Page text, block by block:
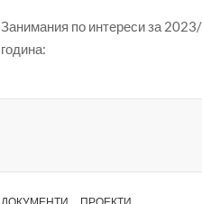
Занимания по интереси за
година: